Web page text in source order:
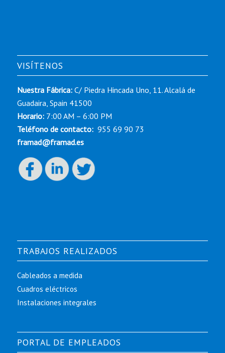
VISÍTENOS
Nuestra Fábrica:C/ Piedra Hincada Uno, 11. Alcalá de
Guadaira, Spain 41500
Horario: 7:00 AM – 6:00 PM
Teléfono de contacto: 955 69 90 73
framad@framad.es
TRABAJOS REALIZADOS
Cableados a medida
Cuadros eléctricos
Instalaciones integrales
PORTAL DE EMPLEADOS